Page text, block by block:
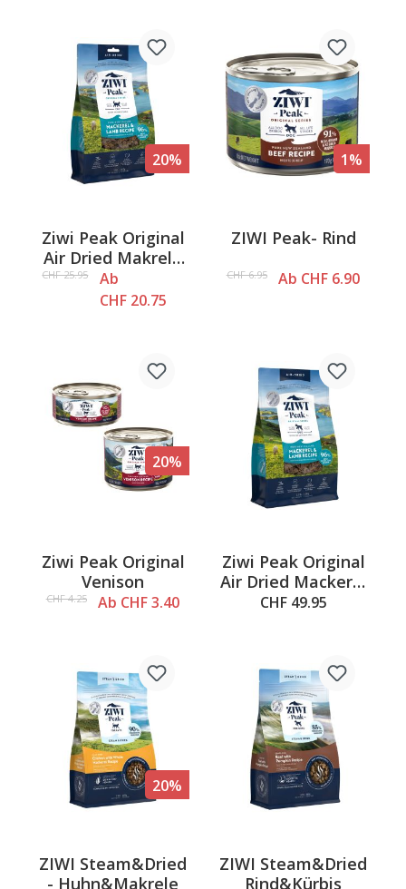
20%
Ziwi Peak Original
Air Dried Makrele
& Lamm
CHF 25.95
Ab
CHF 20.75
1%
ZIWI Peak- Rind
CHF 6.95 Ab CHF 6.90
20%
Ziwi Peak Original
Venison
CHF 4.25 Ab CHF 3.40
Ziwi Peak Original
Air Dried Mackerel
& Lamb, 1kg
CHF 49.95
20%
ZIWI Steam&Dried
- Huhn&Makrele
ZIWI Steam&Dried
Rind&Kürbis